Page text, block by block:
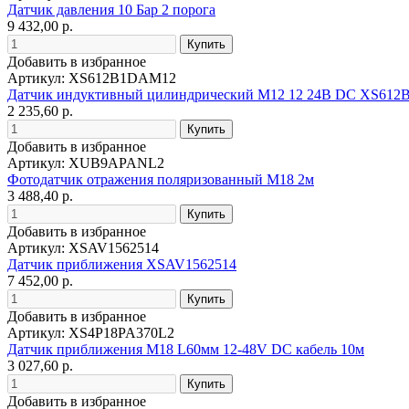
Датчик давления 10 Бар 2 порога
9 432,00 р.
Добавить в избранное
Артикул: XS612B1DAM12
Датчик индуктивный цилиндрический M12 12 24В DC
2 235,60 р.
Добавить в избранное
Артикул: XUB9APANL2
Фотодатчик отражения поляризованный М18 2м
3 488,40 р.
Добавить в избранное
Артикул: XSAV1562514
Датчик приближения XSAV1562514
7 452,00 р.
Добавить в избранное
Артикул: XS4P18PA370L2
Датчик приближения M18 L60мм 12-48V DC кабель 10м
3 027,60 р.
Добавить в избранное